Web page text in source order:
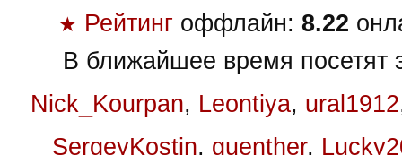
★ Рейтинг оффлайн: 8.22
В ближайшее время посетят
Nick_Kourpan, Leontiya, ural1912
SergeyKostin, guenther,